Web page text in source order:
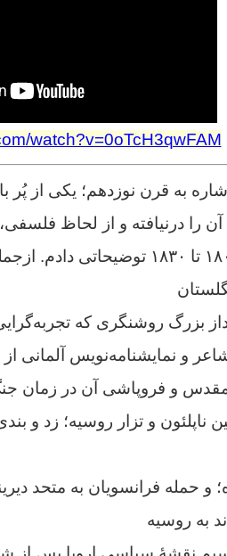
watch?v=0oTcH3qwFAM
به قرن نوزدهم؛ یکی از پُر
را درنیافته و از لحاظ
بزرگ روشنگری که
و نمایشنامه‌نویس آلمانی از
و فروپاشی آن در زمان
و تزار روسیه؛ زد و بندی
فرانسویان به متحد
به روسیه